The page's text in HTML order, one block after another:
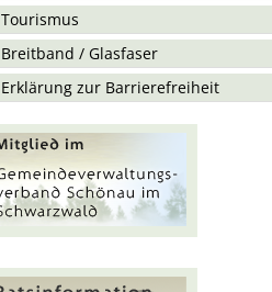
Tourismus
Breitband / Glasfaser
Erklärung zur Barrierefreiheit